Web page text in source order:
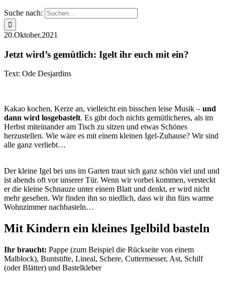
Suche nach:
20.Oktober.2021
Jetzt wird’s gemütlich: Igelt ihr euch mit ein?
Text: Ode Desjardins
Kakao kochen, Kerze an, vielleicht ein bisschen leise Musik – und
dann wird losgebastelt. Es gibt doch nichts gemütlicheres, als im
Herbst miteinander am Tisch zu sitzen und etwas Schönes
herzustellen. Wie wäre es mit einem kleinen Igel-Zuhause? Wir sind
alle ganz verliebt…
Der kleine Igel bei uns im Garten traut sich ganz schön viel und und
ist abends oft vor unserer Tür. Wenn wir vorbei kommen, versteckt
er die kleine Schnauze unter einem Blatt und denkt, er wird nicht
mehr gesehen. Wir finden ihn so niedlich, dass wir ihn fürs warme
Wohnzimmer nachbasteln…
Mit Kindern ein kleines Igelbild basteln
Ihr braucht: Pappe (zum Beispiel die Rückseite von einem
Malblock), Buntstifte, Lineal, Schere, Cuttermesser, Ast, Schilf
(oder Blätter) und Bastelkleber